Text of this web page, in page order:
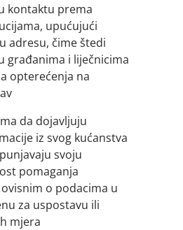
kontaktu prema
upućujući
adresu, čime štedi
građanima i liječnicima
opterećenja na
da dojavljuju
iz svog kućanstva
svoju
pomaganja
o podacima u
za uspostavu ili
mjera